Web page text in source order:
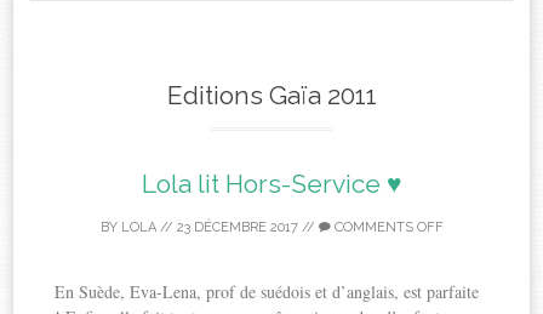
Editions Gaïa 2011
Lola lit Hors-Service ♥
BY LOLA// 23 DÉCEMBRE 2017// COMMENTS OFF
En Suède, Eva-Lena, prof de suédois et d’anglais, est parfaite